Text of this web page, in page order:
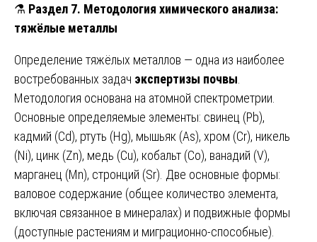
⚗️ Раздел 7. Методология химического анализа:
тяжёлые металлы
Определение тяжёлых металлов — одна из наиболее
востребованных задач экспертизы почвы
Методология основана на атомной спектрометрии.
Основные определяемые элементы: свинец (Pb),
кадмий (Cd), ртуть (Hg), мышьяк (As), хром (Cr), никель
(Ni), цинк (Zn), медь (Cu), кобальт (Co), ванадий (V),
марганец (Mn), стронций (Sr). Две основные формы:
валовое содержание (общее количество элемента,
включая связанное в минералах) и подвижные формы
(доступные растениям и миграционно-способные).